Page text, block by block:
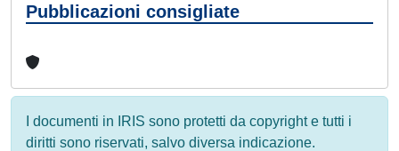
Pubblicazioni consigliate
I documenti in IRIS sono protetti da copyright e tutti i
diritti sono riservati, salvo diversa indicazione.